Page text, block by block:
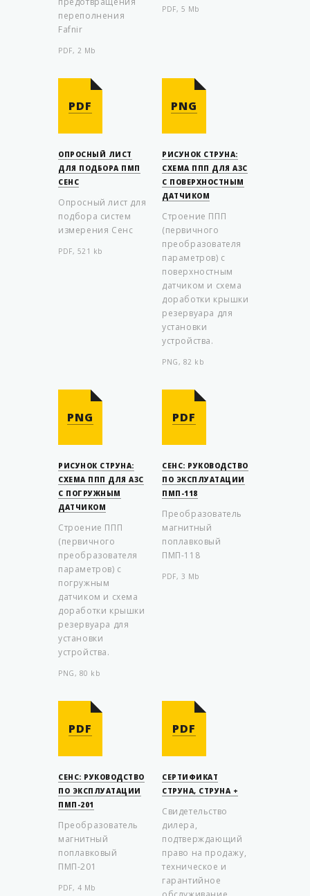
переполнения
Fafnir
PDF, 2 Mb
PDF, 5 Mb
PDF
ОПРОСНЫЙ ЛИСТ
ДЛЯ ПОДБОРА ПМП
СЕНС
Опросный лист для
подбора систем
измерения Сенс
PDF, 521 kb
PNG
РИСУНОК СТРУНА:
СХЕМА ППП ДЛЯ АЗС
С ПОВЕРХНОСТНЫМ
ДАТЧИКОМ
Строение ППП
(первичного
преобразователя
параметров) с
поверхностным
датчиком и схема
доработки крышки
резервуара для
установки
устройства.
PNG, 82 kb
PNG
РИСУНОК СТРУНА:
СХЕМА ППП ДЛЯ АЗС
С ПОГРУЖНЫМ
ДАТЧИКОМ
Строение ППП
(первичного
преобразователя
параметров) с
погружным
датчиком и схема
доработки крышки
резервуара для
установки
устройства.
PNG, 80 kb
PDF
СЕНС: РУКОВОДСТВО
ПО ЭКСПЛУАТАЦИИ
ПМП-118
Преобразователь
магнитный
поплавковый
ПМП-118
PDF, 3 Mb
PDF
СЕНС: РУКОВОДСТВО
ПО ЭКСПЛУАТАЦИИ
ПМП-201
Преобразователь
магнитный
поплавковый
ПМП-201
PDF, 4 Mb
PDF
СЕРТИФИКАТ
СТРУНА, СТРУНА +
Свидетельство
дилера,
подтверждающий
право на продажу,
техническое и
гарантийное